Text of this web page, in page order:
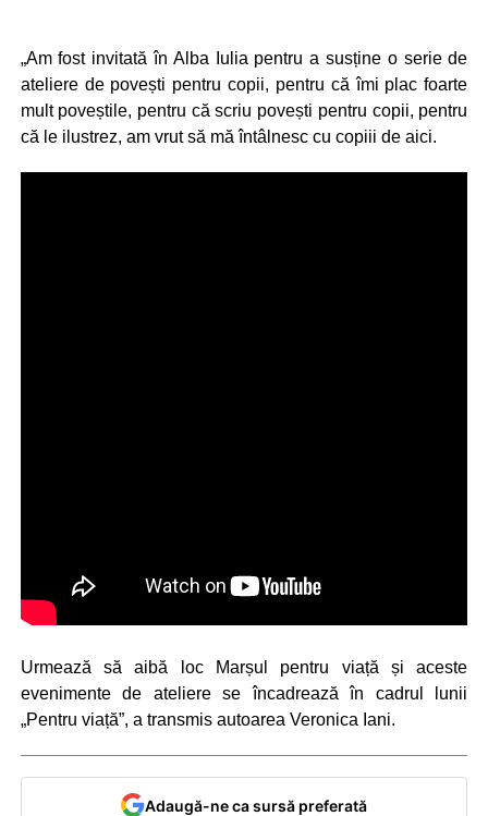
„Am fost invitată în Alba Iulia pentru a susține o serie de
ateliere de povești pentru copii, pentru că îmi plac foarte
mult poveștile, pentru că scriu povești pentru copii, pentru
că le ilustrez, am vrut să mă întâlnesc cu copiii de aici.
Urmează să aibă loc Marșul pentru viață și aceste
evenimente de ateliere se încadrează în cadrul lunii
„Pentru viață”, a transmis autoarea Veronica Iani.
Adaugă-ne ca sursă preferată